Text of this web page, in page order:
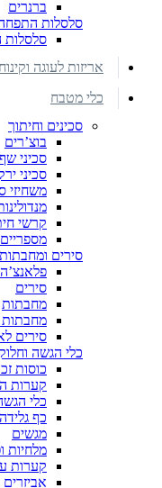
ברנרים
סלסלות
אריזות לעוגה
כלי מטבח
סכינים וחיתוך
בוצ’רים
סכיני
סכיני
משחיזי
קרשי
סירים ומחבתות
פלאנצ’ה
סירים
מחבתות
מחבתות
סירים
כלי הגשה
כוסות
קערות
כלי
כף גלידה
מגשים
מלחיות
קערות
אביזרים